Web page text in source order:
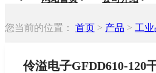
您当前的位置： 首页 > 产品 > 工业
伶溢电子GFDD610-120